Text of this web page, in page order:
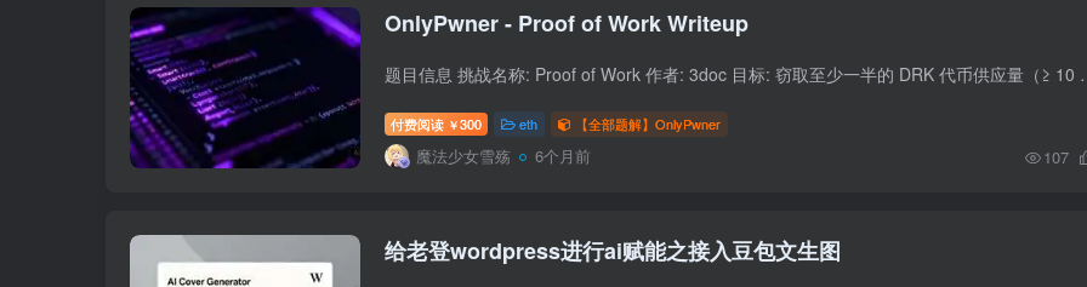
OnlyPwner - Proof of Work Writeup
题目信息 挑战名称: Proof of Work 作者: 3doc
付费阅读 ￥300 eth 【全部题解】OnlyPwner
魔法少女雪殇 6个月前 107
给老登wordpress进行ai赋能之接入豆包文生图